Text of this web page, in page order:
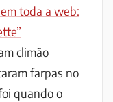
toda a web:
climão
farpas no
quando o